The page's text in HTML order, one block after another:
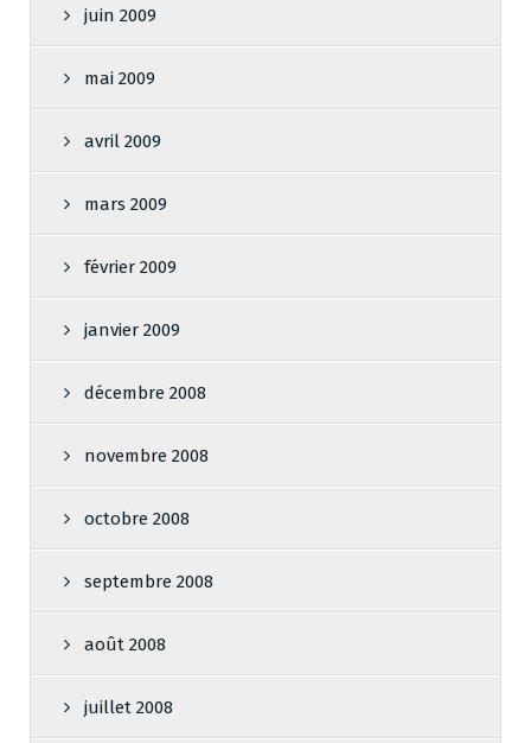
juin 2009
mai 2009
avril 2009
mars 2009
février 2009
janvier 2009
décembre 2008
novembre 2008
octobre 2008
septembre 2008
août 2008
juillet 2008